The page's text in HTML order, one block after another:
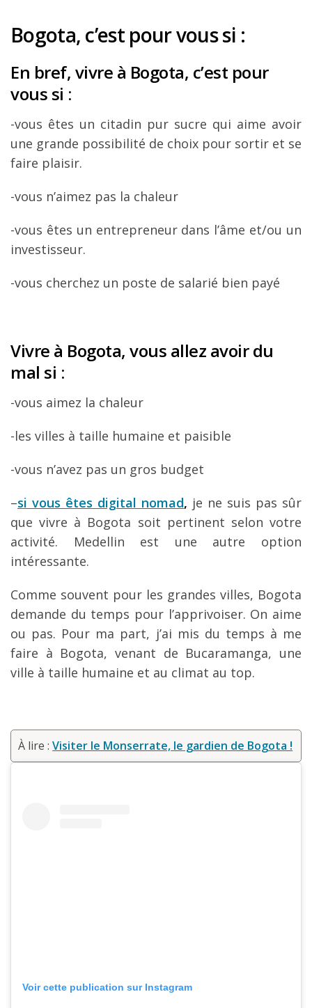
Bogota, c’est pour vous si :
En bref, vivre à Bogota, c’est pour
vous si :
-vous êtes un citadin pur sucre qui aime avoir
une grande possibilité de choix pour sortir et se
faire plaisir.
-vous n’aimez pas la chaleur
-vous êtes un entrepreneur dans l’âme et/ou un
investisseur.
-vous cherchez un poste de salarié bien payé
Vivre à Bogota, vous allez avoir du
mal si :
-vous aimez la chaleur
-les villes à taille humaine et paisible
-vous n’avez pas un gros budget
–si vous êtes digital nomad, je ne suis pas sûr
que vivre à Bogota soit pertinent selon votre
activité. Medellin est une autre option
intéressante.
Comme souvent pour les grandes villes, Bogota
demande du temps pour l’apprivoiser. On aime
ou pas. Pour ma part, j’ai mis du temps à me
faire à Bogota, venant de Bucaramanga, une
ville à taille humaine et au climat au top.
À lire :Visiter le Monserrate, le gardien de Bogota !
Voir cette publication sur Instagram